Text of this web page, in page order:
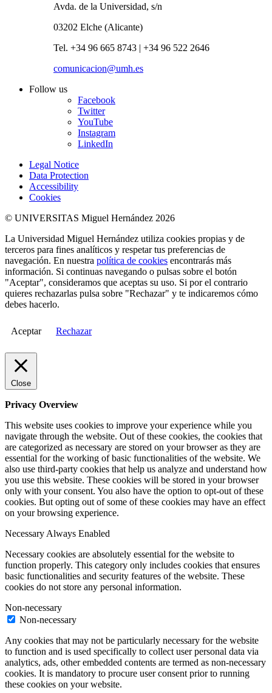
Avda. de la Universidad, s/n
03202 Elche (Alicante)
Tel. +34 96 665 8743 | +34 96 522 2646
comunicacion@umh.es
Follow us
Facebook
Twitter
YouTube
Instagram
LinkedIn
Legal Notice
Data Protection
Accessibility
Cookies
© UNIVERSITAS Miguel Hernández 2026
La Universidad Miguel Hernández utiliza cookies propias y de
terceros para fines analíticos y respetar tus preferencias de
navegación. En nuestra política de cookies encontrarás más
información. Si continuas navegando o pulsas sobre el botón
"Aceptar", consideramos que aceptas su uso. Si por el contrario
quieres rechazarlas pulsa sobre "Rechazar" y te indicaremos cómo
debes hacerlo.
Aceptar Rechazar
Close
Privacy Overview
This website uses cookies to improve your experience while you
navigate through the website. Out of these cookies, the cookies that
are categorized as necessary are stored on your browser as they are
essential for the working of basic functionalities of the website. We
also use third-party cookies that help us analyze and understand how
you use this website. These cookies will be stored in your browser
only with your consent. You also have the option to opt-out of these
cookies. But opting out of some of these cookies may have an effect
on your browsing experience.
Necessary Always Enabled
Necessary cookies are absolutely essential for the website to
function properly. This category only includes cookies that ensures
basic functionalities and security features of the website. These
cookies do not store any personal information.
Non-necessary
Non-necessary
Any cookies that may not be particularly necessary for the website
to function and is used specifically to collect user personal data via
analytics, ads, other embedded contents are termed as non-necessary
cookies. It is mandatory to procure user consent prior to running
these cookies on your website.